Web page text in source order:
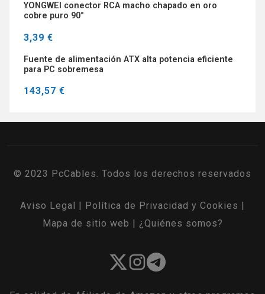
YONGWEI conector RCA macho chapado en oro
cobre puro 90°
3,39 €
Fuente de alimentación ATX alta potencia eficiente
para PC sobremesa
143,57 €
© 2023 PcCables. Todos los derechos reservados
Aviso Legal Política de Privacidad y Cookies
Mapa de sitio web
¿Quiénes somos?